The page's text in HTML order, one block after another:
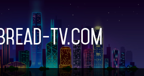
TV.com